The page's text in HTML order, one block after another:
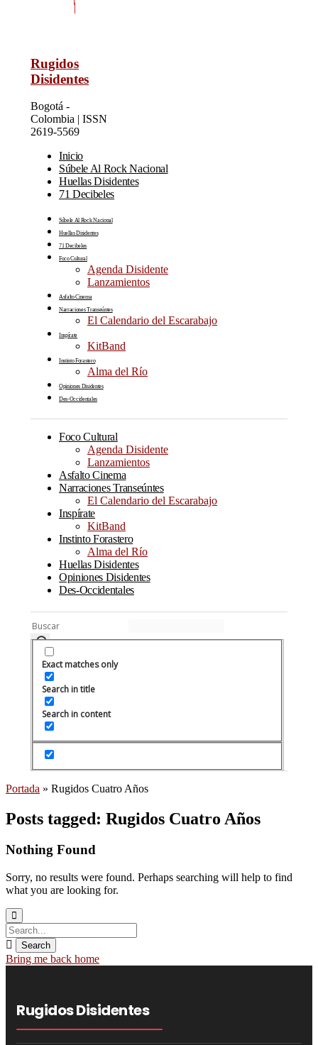
Rugidos
Disidentes
Bogotá -
Colombia | ISSN
2619-5569
Inicio
Súbele Al Rock Nacional
Huellas Disidentes
71 Decibeles
Súbele Al Rock Nacional
Huellas Disidentes
71 Decibeles
Foco Cultural
Agenda Disidente
Lanzamientos
Asfalto Cinema
Narraciones Transeúntes
El Calendario del Escarabajo
Inspírate
KitBand
Instinto Forastero
Alma del Río
Opiniones Disidentes
Des-Occidentales
Foco Cultural
Agenda Disidente
Lanzamientos
Asfalto Cinema
Narraciones Transeúntes
El Calendario del Escarabajo
Inspírate
KitBand
Instinto Forastero
Alma del Río
Huellas Disidentes
Opiniones Disidentes
Des-Occidentales
Exact matches only
Search in title
Search in content
Portada » Rugidos Cuatro Años
Posts tagged: Rugidos Cuatro Años
Nothing Found
Sorry, no results were found. Perhaps searching will help to find
what you are looking for.
Bring me back home
Rugidos Disidentes